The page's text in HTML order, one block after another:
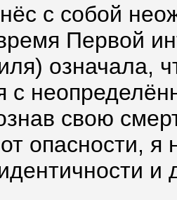
с собой
Первой
означала,
с
свою
опасности, я
и